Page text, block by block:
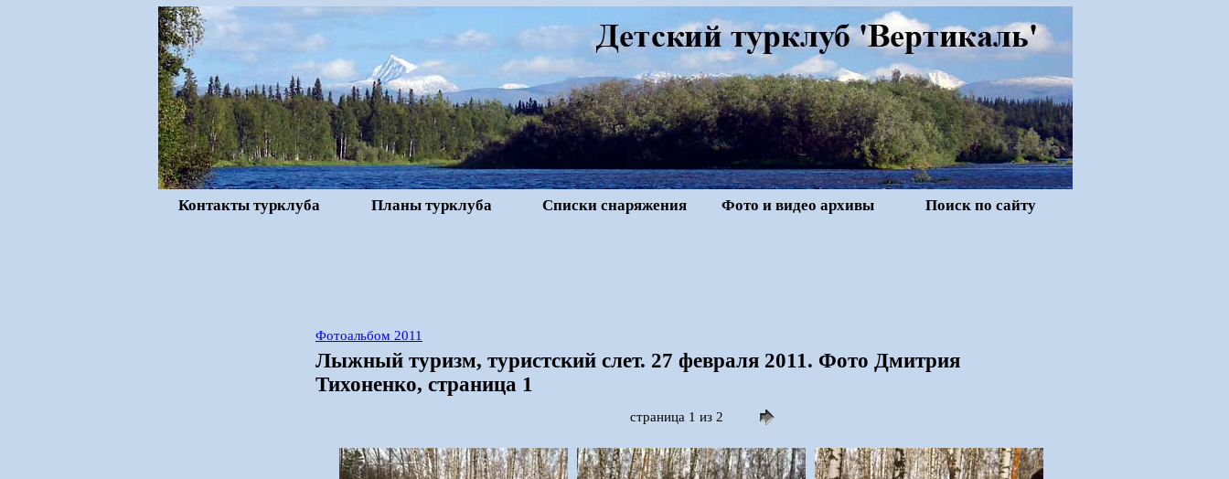
Контакты турклуба Планы турклуба Списки снаряжения Фото и видео архивы Поиск по сайту
Фотоальбом 2011
Лыжный туризм, туристский слет. 27 февраля 2011. Фото Дмитрия
Тихоненко, страница 1
страница 1 из 2